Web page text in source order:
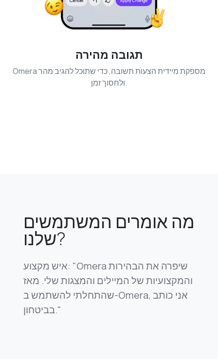
תגובה מהירה
Omera מספקת מיידית הצעות תשובה, כדי שתוכל להגיב מהר
ולחסוך זמן.
מה אומרים המשתמשים
שלנו?
איש מקצוע: "Omera שיפרה את הבהירות
והמקצועיות של המיילים והמצגות שלי. מאז
שהתחלתי להשתמש ב-Omera, אני כותב
בביטחון."